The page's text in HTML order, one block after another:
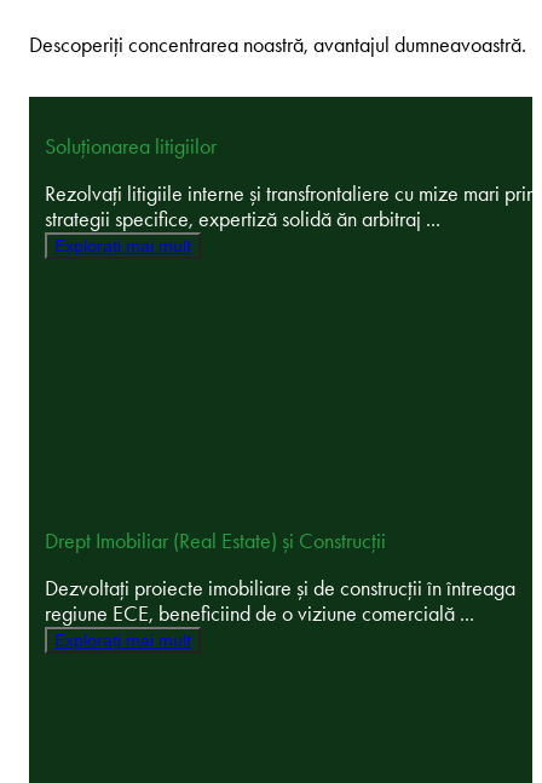
Descoperiți concentrarea noastră, avantajul dumneavoastră.
Soluționarea litigiilor
Rezolvați litigiile interne și transfrontaliere cu mize mari prin
strategii specifice, expertiză solidă ăn arbitraj ...
Explorați mai mult
Drept Imobiliar (Real Estate) și Construcții
Dezvoltați proiecte imobiliare și de construcții în întreaga
regiune ECE, beneficiind de o viziune comercială ...
Explorați mai mult